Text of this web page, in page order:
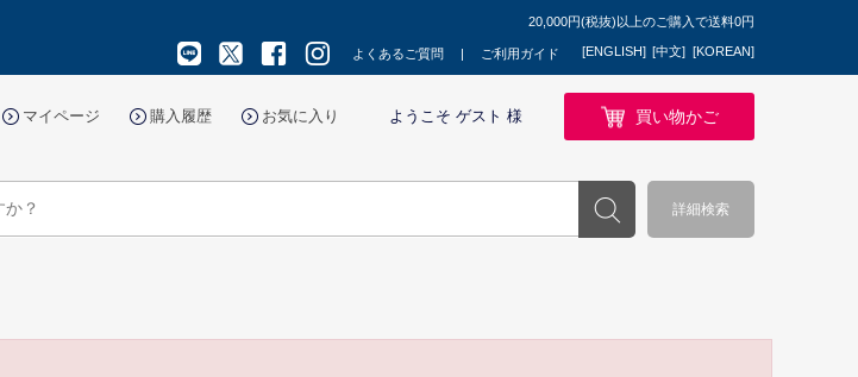
20,000円(税抜)以上のご購入で送料0円
よくあるご質問 ご利用ガイド [ENGLISH] [中文] [KOREAN]
マイページ 購入履歴 お気に入り ようこそ ゲスト 様 買い物かご
詳細検索